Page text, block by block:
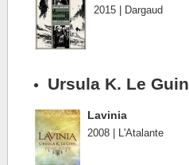
2015 | Dargaud
Ursula K. Le Guin
Lavinia
2008 | L'Atalante